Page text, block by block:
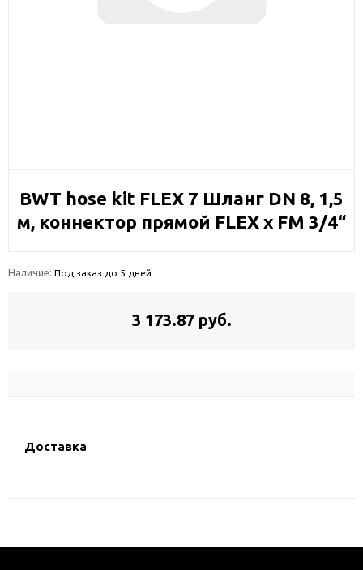
BWT hose kit FLEX 7 Шланг DN 8, 1,5
м, коннектор прямой FLEX х FM 3/4“
Наличие: Под заказ до 5 дней
3 173.87 руб.
Доставка